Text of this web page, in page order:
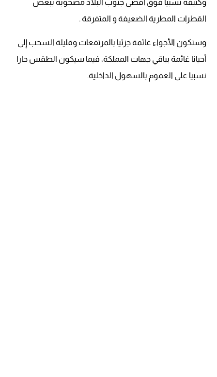
وكثيفة نسبيا فوق أقصى جنوب البلاد مصحوبة ببعض
القطرات المطرية الضعيفة و المتفرقة .
وستكون الأجواء غائمة جزئيا بالمرتفعات وقليلة السحب إلى
أحيانا غائمة بباقي جهات المملكة، فيما سيكون الطقس حارا
نسبيا على العموم بالسهول الداخلية.